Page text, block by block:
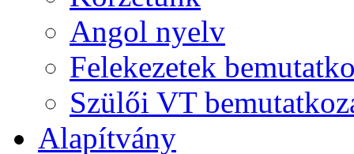
Angol nyelv
Felekezetek
Szülői VT
Alapítvány